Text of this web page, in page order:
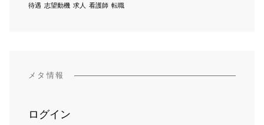
待遇 志望動機 求人 看護師 転職
メタ情報
ログイン